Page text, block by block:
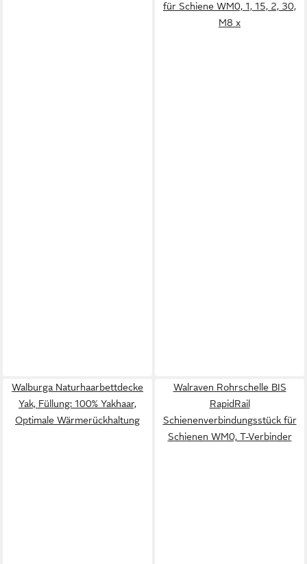
für Schiene WM0, 1, 15, 2, 30,
M8 x
Walburga Naturhaarbettdecke
Yak, Füllung: 100% Yakhaar,
Optimale Wärmerückhaltung
Walraven Rohrschelle BIS
RapidRail
Schienenverbindungsstück für
Schienen WM0, T-Verbinder